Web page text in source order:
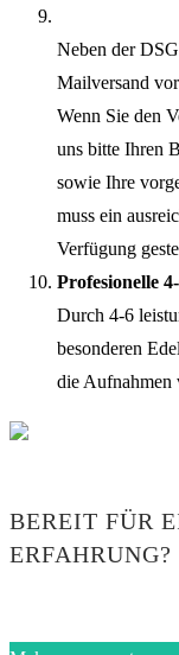
Neben der
Mailversand
Wenn Sie den
uns bitte Ihren
sowie Ihre
muss ein
Verfügung
Profesionelle
Durch 4-6
besonderen
die Aufnahmen
BEREIT FÜR
ERFAHRUNG?